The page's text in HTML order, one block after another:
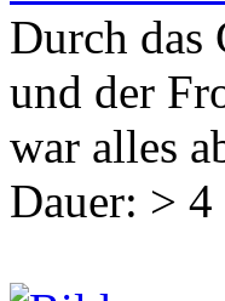
Durch das
und der
war alles
Dauer: > 4